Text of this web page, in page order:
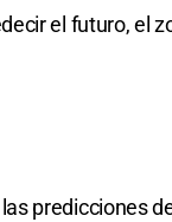
el futuro, el
predicciones